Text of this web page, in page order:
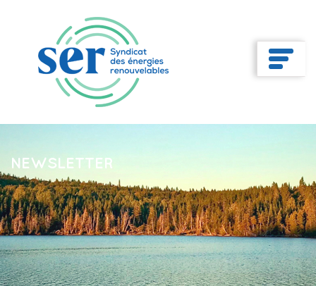
NEWSLETTER